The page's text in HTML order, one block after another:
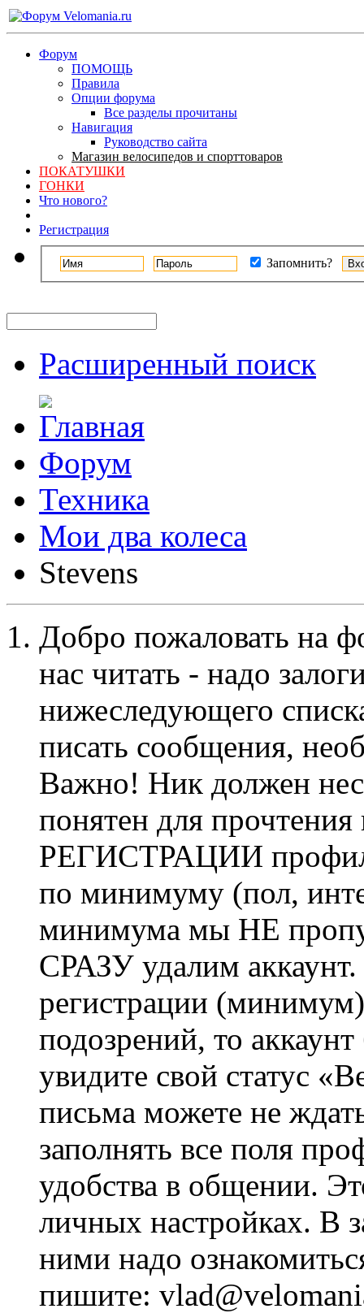
Форум
ПОМОЩЬ
Правила
Опции форума
Все разделы прочитаны
Навигация
Руководство сайта
Магазин велосипедов и спорттоваров
ПОКАТУШКИ
ГОНКИ
Что нового?
Регистрация
Запомнить?
Расширенный поиск
Форум
Техника
Мои два колеса
Stevens
Добро пожаловать на
нас читать - надо
нижеследующего
писать сообщения,
Важно! Ник должен
понятен для
РЕГИСТРАЦИИ профиль
по минимуму (пол,
минимума мы НЕ
СРАЗУ удалим
регистрации
подозрений, то
увидите свой статус
письма можете не
заполнять все поля
удобства в общении.
личных настройках. В
ними надо
пишите: